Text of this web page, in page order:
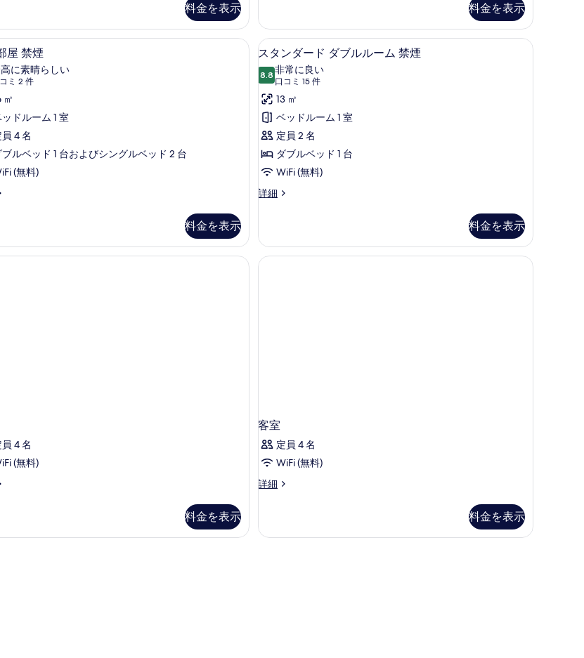
料金を表示
て
の
写
真
を
表
示
す
る
ー
ム
禁
の
細
料金を表示
音設備、ベビーベッド (無料)4 人部屋 禁煙 | 高級寝具、デスク、防音設備、ベビーベッド (無料)
屋 禁煙
中 10.0
に素晴らしい
ミ 2 件
㎡
ドルーム 1 室
4 名
ブルベッド 1 台およびシングルベッド 2 台
(無料)
料金を表示
ス
タ
ン
ダ
ー
ド
ダ
ブ
ル
ム
禁
を
表
示
す
高級寝具、デスク、防音設備、ベビーベッド
7
スタンダード ダブルルーム 禁煙
8.810 点中 8.8
非常に良い
口コミ 15 件
(口
コ
ミ
15
件)
13 ㎡
ベッドルーム 1 室
定員 2 名
ダブルベッド 1 台
WiFi (無料)
詳細
ス
ー
ド
ダ
料金を表示
スク、防音設備、ベビーベッド (無料)
4 名
(無料)
料金を表示
客室
定員 4 名
WiFi (無料)
詳細
客
細
料金を表示